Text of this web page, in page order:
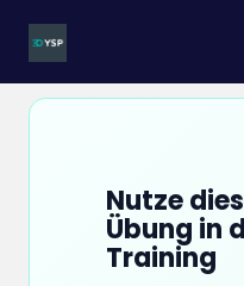
Nutze
Übung in
Training